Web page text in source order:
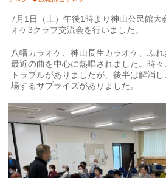
7月1日（土）午後1時より神山公民館大
オケ3クラブ交流会を行いました。
八幡カラオケ、神山長生カラオケ、ふ
最近の曲を中心に熱唱されました。時
トラブルがありましたが、後半は解消
場するサプライズがありました。